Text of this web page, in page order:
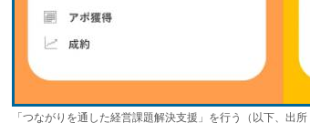
「つながりを通した経営課題解決支援」を行う（以下、出所